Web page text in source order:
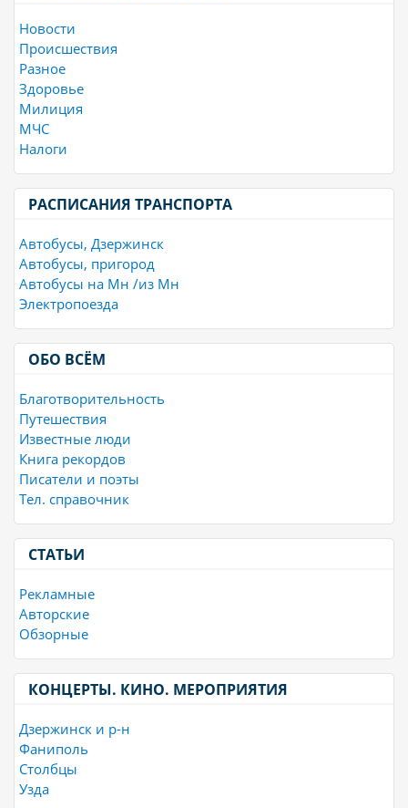
Новости
Происшествия
Разное
Здоровье
Милиция
МЧС
Налоги
РАСПИСАНИЯ ТРАНСПОРТА
Автобусы, Дзержинск
Автобусы, пригород
Автобусы на Мн /из Мн
Электропоезда
ОБО ВСЁМ
Благотворительность
Путешествия
Известные люди
Книга рекордов
Писатели и поэты
Тел. справочник
СТАТЬИ
Рекламные
Авторские
Обзорные
КОНЦЕРТЫ. КИНО. МЕРОПРИЯТИЯ
Дзержинск и р-н
Фаниполь
Столбцы
Узда